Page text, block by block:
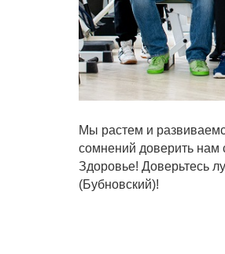
Мы растем и
сомнений доверить нам
Здоровье! Доверьтесь
(Бубновский)!